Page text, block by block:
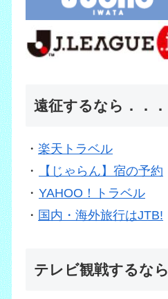
遠征するなら．．．
・ 楽天トラベル
・
【じゃらん】宿の予約
・ YAHOO！トラベル
・ 国内・海外旅行はJTB!
テレビ観戦するなら